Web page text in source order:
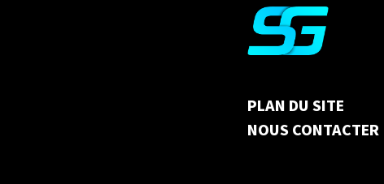
PLAN DU SITE
NOUS CONTACTER